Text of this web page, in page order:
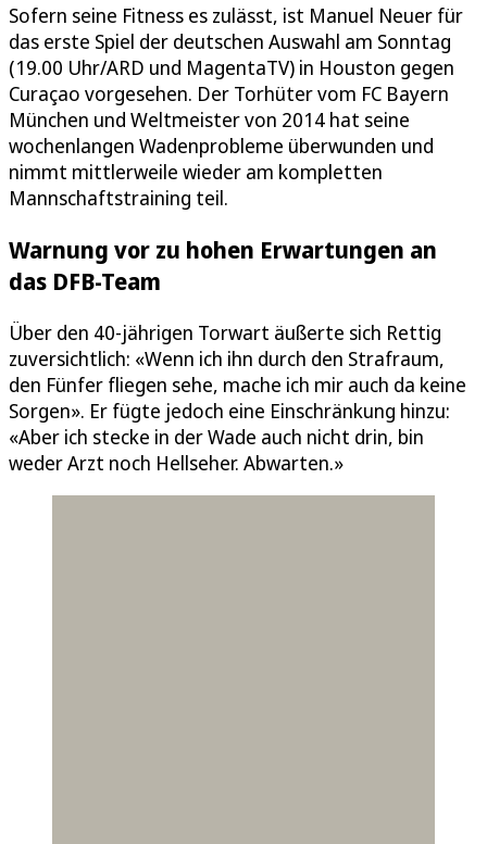
Sofern seine Fitness es zulässt, ist Manuel Neuer für
das erste Spiel der deutschen Auswahl am Sonntag
(19.00 Uhr/ARD und MagentaTV) in Houston gegen
Curaçao vorgesehen. Der Torhüter vom FC Bayern
München und Weltmeister von 2014 hat seine
wochenlangen Wadenprobleme überwunden und
nimmt mittlerweile wieder am kompletten
Mannschaftstraining teil.
Warnung vor zu hohen Erwartungen an
das DFB-Team
Über den 40-jährigen Torwart äußerte sich Rettig
zuversichtlich: «Wenn ich ihn durch den Strafraum,
den Fünfer fliegen sehe, mache ich mir auch da keine
Sorgen». Er fügte jedoch eine Einschränkung hinzu:
«Aber ich stecke in der Wade auch nicht drin, bin
weder Arzt noch Hellseher. Abwarten.»